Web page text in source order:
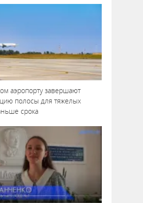
аэропорту завершают
полосы для тяжелых
срока